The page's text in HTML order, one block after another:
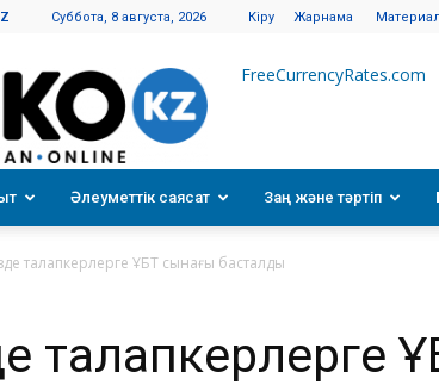
Суббота, 8 августа, 2026 Кіру Жарнама
FreeCurrencyRates.com
Әлеуметтік саясат Заң және тәртіп
талапкерлерге ҰБТ сынағы басталды
талапкерлерге